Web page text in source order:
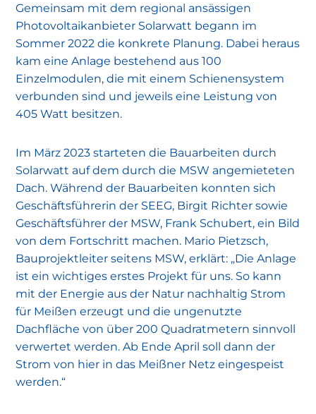
Gemeinsam mit dem regional ansässigen
Photovoltaikanbieter Solarwatt begann im
Sommer 2022 die konkrete Planung. Dabei heraus
kam eine Anlage bestehend aus 100
Einzelmodulen, die mit einem Schienensystem
verbunden sind und jeweils eine Leistung von
405 Watt besitzen.
Im März 2023 starteten die Bauarbeiten durch
Solarwatt auf dem durch die MSW angemieteten
Dach. Während der Bauarbeiten konnten sich
Geschäftsführerin der SEEG, Birgit Richter sowie
Geschäftsführer der MSW, Frank Schubert, ein Bild
von dem Fortschritt machen. Mario Pietzsch,
Bauprojektleiter seitens MSW, erklärt: „Die Anlage
ist ein wichtiges erstes Projekt für uns. So kann
mit der Energie aus der Natur nachhaltig Strom
für Meißen erzeugt und die ungenutzte
Dachfläche von über 200 Quadratmetern sinnvoll
verwertet werden. Ab Ende April soll dann der
Strom von hier in das Meißner Netz eingespeist
werden.“